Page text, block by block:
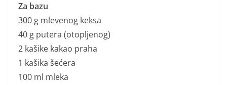
Za bazu
300 g mlevenog keksa
40 g putera (otopljenog)
2 kašike kakao praha
1 kašika šećera
100 ml mleka